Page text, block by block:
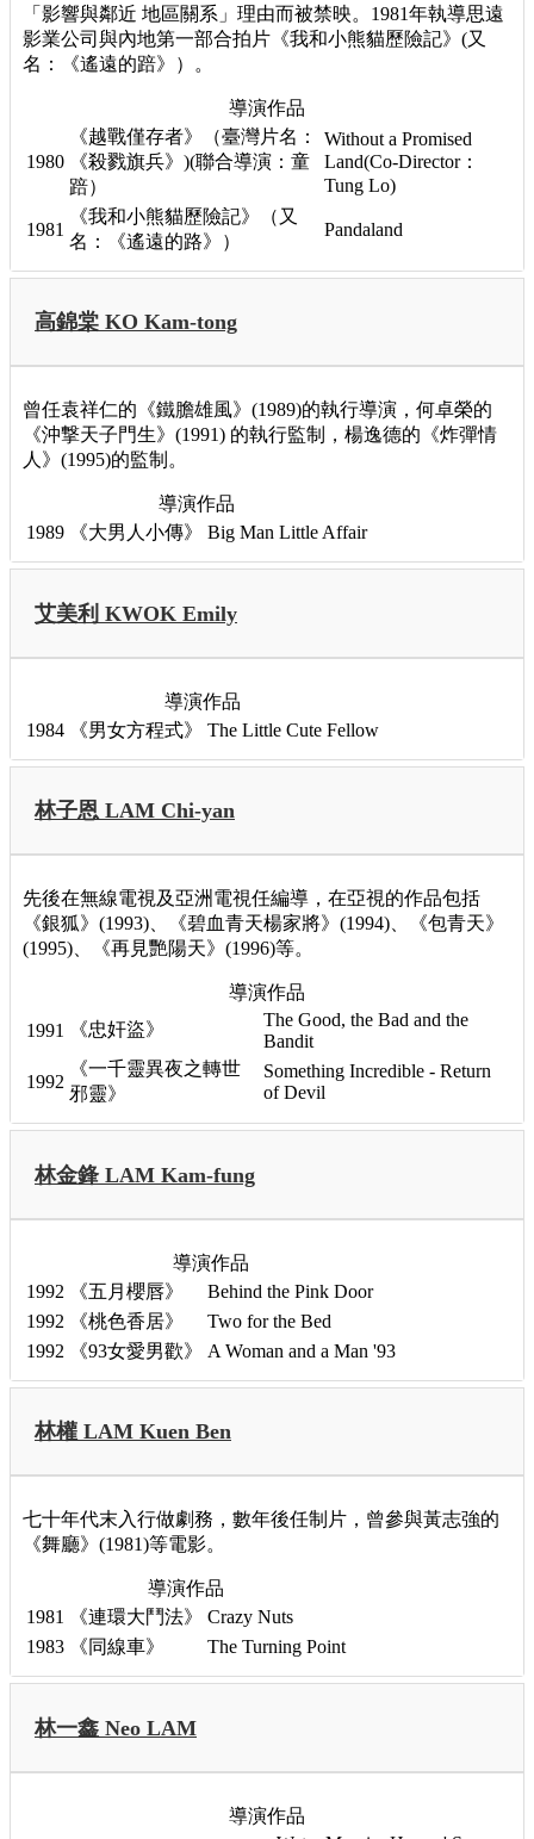
「影響與鄰近 地區關系」理由而被禁映。1981年執導思遠
影業公司與內地第一部合拍片《我和小熊貓歷險記》(又
名：《遙遠的踣》）。
導演作品
1980
《越戰僅存者》（臺灣片名：
《殺戮旗兵》)(聯合導演：童
踣）
Without a Promised
Land(Co-Director：
Tung Lo)
1981
《我和小熊貓歷險記》（又
名：《遙遠的路》）
Pandaland
高錦棠 KO Kam-tong
曾任袁祥仁的《鐵膽雄風》(1989)的執行導演，何卓榮的
《沖撃天子門生》(1991) 的執行監制，楊逸德的《炸彈情
人》(1995)的監制。
導演作品
1989
《大男人小傳》 Big Man Little Affair
艾美利 KWOK Emily
導演作品
1984
《男女方程式》 The Little Cute Fellow
林子恩 LAM Chi-yan
先後在無線電視及亞洲電視任編導，在亞視的作品包括
《銀狐》(1993)、《碧血青天楊家將》(1994)、《包青天》
(1995)、《再見艷陽天》(1996)等。
導演作品
1991
《忠奸盜》
The Good, the Bad and the
Bandit
1992
《一千靈異夜之轉世
邪靈》
Something Incredible - Return
of Devil
林金鋒 LAM Kam-fung
導演作品
1992
《五月櫻唇》
Behind the Pink Door
1992
《桃色香居》
Two for the Bed
1992
《93女愛男歡》 A Woman and a Man '93
林權 LAM Kuen Ben
七十年代末入行做劇務，數年後任制片，曾參與黃志強的
《舞廳》(1981)等電影。
導演作品
1981
《連環大鬥法》
Crazy Nuts
1983
《同線車》 The Turning Point
林一鑫 Neo LAM
導演作品